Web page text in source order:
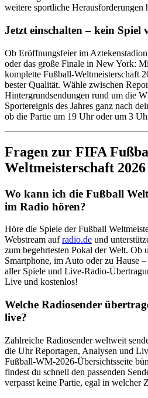
weitere sportliche Herausforderungen
Jetzt einschalten – kein Spiel
Ob Eröffnungsfeier im
oder das große Finale in New York:
komplette Fußball-Weltmeisterschaft
bester Qualität. Wähle zwischen
Hintergrundsendungen rund um die
Sportereignis des Jahres ganz nach
ob die Partie um 19 Uhr oder um 3
Fragen zur FIFA
Weltmeisterschaft
Wo kann ich die Fußball
im Radio hören?
Höre die Spiele der Fußball
Webstream aufradio.de und
zum begehrtesten Pokal der Welt. Ob
Smartphone, im Auto oder zu Hause
aller Spiele und Live-Radio-
Live und kostenlos!
Welche Radiosender
live?
Zahlreiche Radiosender weltweit
die Uhr Reportagen, Analysen und
Fußball-WM-2026-Übersichtsseite
findest du schnell den passenden
verpasst keine Partie, egal in welcher